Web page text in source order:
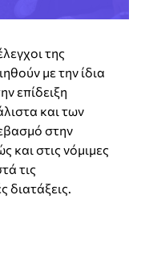
της
με την ίδια
επίδειξη
και των
στην
και στις νόμιμες
τις
διατάξεις.